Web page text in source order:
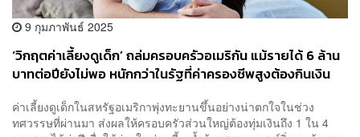
9 กุมภาพันธ์ 2025
‘วิกฤตค่าเลี้ยงดูเด็ก’ ถล่มครอบครัวอเมริกัน แม้รายได้ 6 ล้าน
บาทต่อปียังไม่พอ หนักกว่าในรัฐที่ค่าครองชีพสูงต้องกินเงิน
ค่าเลี้ยงดูเด็กในสหรัฐอเมริกาพุ่งทะยานขึ้นอย่างน่าตกใจในช่วง
ทศวรรษที่ผ่านมา ส่งผลให้ครอบครัวส่วนใหญ่ต้องทุ่มเงินถึง 1 ใน 4